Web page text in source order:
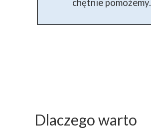
chętnie pomożemy.
Dlaczego warto